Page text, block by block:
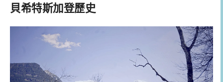
貝希特斯加登歷史